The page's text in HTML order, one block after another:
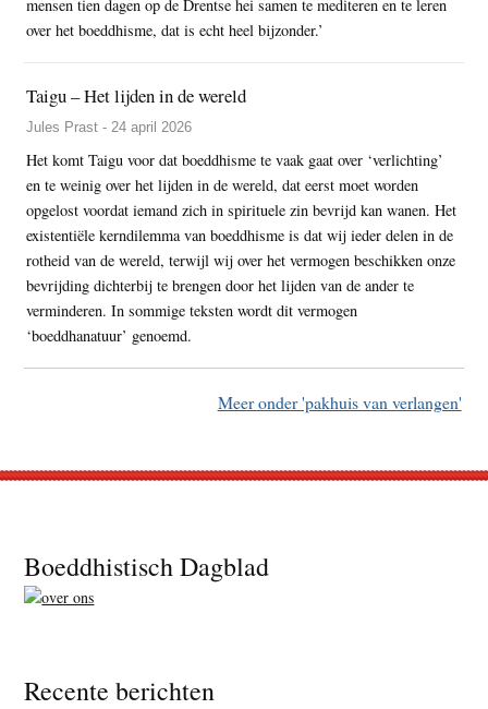
mensen tien dagen op de Drentse hei samen te mediteren en te leren
over het boeddhisme, dat is echt heel bijzonder.’
Taigu – Het lijden in de wereld
Jules Prast - 24 april 2026
Het komt Taigu voor dat boeddhisme te vaak gaat over ‘verlichting’
en te weinig over het lijden in de wereld, dat eerst moet worden
opgelost voordat iemand zich in spirituele zin bevrijd kan wanen. Het
existentiële kerndilemma van boeddhisme is dat wij ieder delen in de
rotheid van de wereld, terwijl wij over het vermogen beschikken onze
bevrijding dichterbij te brengen door het lijden van de ander te
verminderen. In sommige teksten wordt dit vermogen
‘boeddhanatuur’ genoemd.
Meer onder 'pakhuis van verlangen'
Footer
Boeddhistisch Dagblad
Recente berichten